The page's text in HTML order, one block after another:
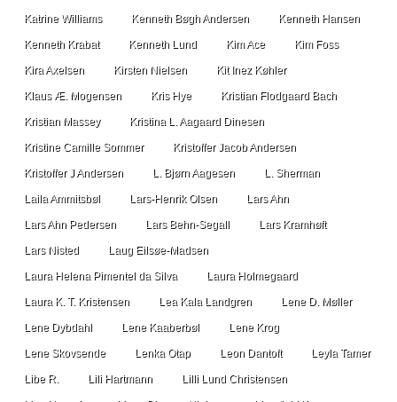
Katrine Williams Kenneth Bøgh Andersen Kenneth Hansen
Kenneth Krabat Kenneth Lund Kim Ace Kim Foss
Kira Axelsen Kirsten Nielsen Kit Inez Køhler
Klaus Æ. Mogensen Kris Hye Kristian Flodgaard Bach
Kristian Massey Kristina L. Aagaard Dinesen
Kristine Camille Sommer Kristoffer Jacob Andersen
Kristoffer J Andersen L. Bjørn Aagesen L. Sherman
Laila Ammitsbøl Lars-Henrik Olsen Lars Ahn
Lars Ahn Pedersen Lars Behn-Segall Lars Kramhøft
Lars Nisted Laug Eilsøe-Madsen
Laura Helena Pimentel da Silva Laura Holmegaard
Laura K. T. Kristensen Lea Kala Landgren Lene D. Møller
Lene Dybdahl Lene Kaaberbøl Lene Krog
Lene Skovsende Lenka Otap Leon Dantoft Leyla Tamer
Libe R. Lili Hartmann Lilli Lund Christensen